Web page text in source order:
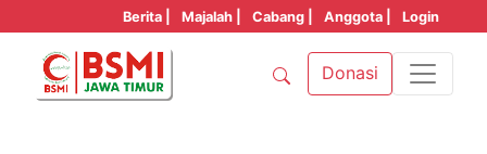
Berita | Majalah | Cabang | Anggota | Login
Donasi